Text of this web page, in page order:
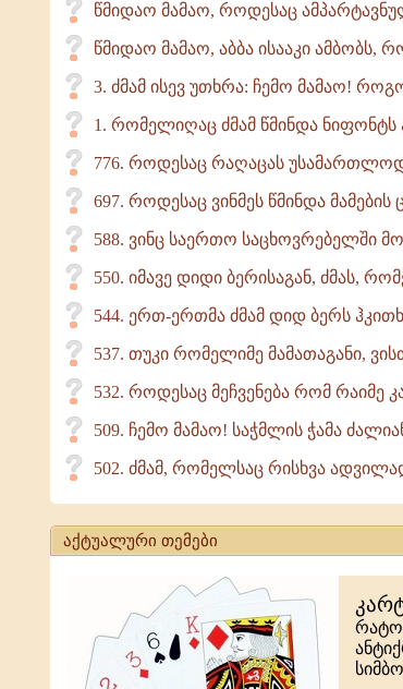
წმიდაო მამაო, როდესაც
წმიდაო მამაო, აბბა ისააკი ამბობს,
3. ძმამ ისევ უთხრა: ჩემო მამაო!
1. რომელიღაც ძმამ წმინდა ნიფონტს
776. როდესაც რაღაცას უსამართლოდ
697. როდესაც ვინმეს წმინდა მამების
588. ვინც საერთო საცხოვრებელში
550. იმავე დიდი ბერისაგან, ძმას,
544. ერთ-ერთმა ძმამ დიდ ბერს
537. თუკი რომელიმე მამათაგანი,
532. როდესაც მეჩვენება რომ რაიმე
509. ჩემო მამაო! საჭმლის ჭამა
502. ძმამ, რომელსაც რისხვა
აქტუალური თემები